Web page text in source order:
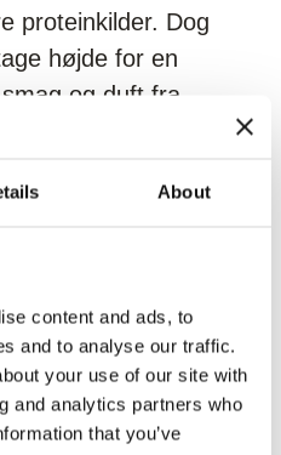
About
content and ads, to
and to analyse our traffic.
your use of our site with
and analytics partners who
that you’ve
proteinkilder. Dog
højde for en
og duft fra
det kan blive
at komme af med
indpas hos